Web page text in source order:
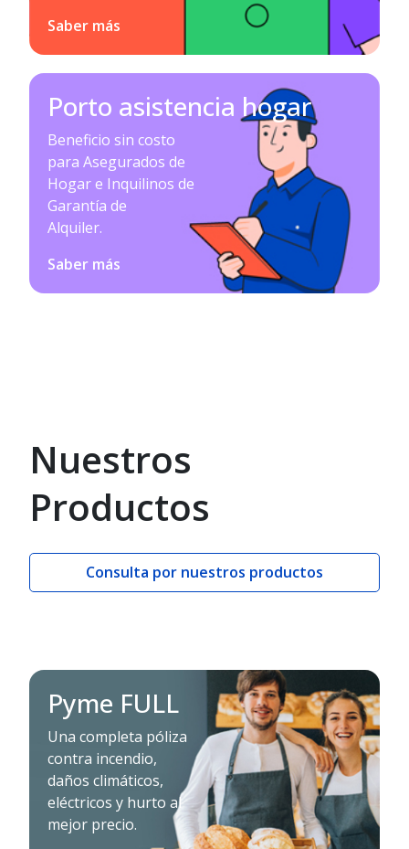
Saber más
Porto asistencia hogar
Beneficio sin costo
para Asegurados de
Hogar e Inquilinos de
Garantía de
Alquiler.
Saber más
Nuestros
Productos
Consulta por nuestros productos
Pyme FULL
Una completa póliza
contra incendio,
daños climáticos,
eléctricos y hurto al
mejor precio.